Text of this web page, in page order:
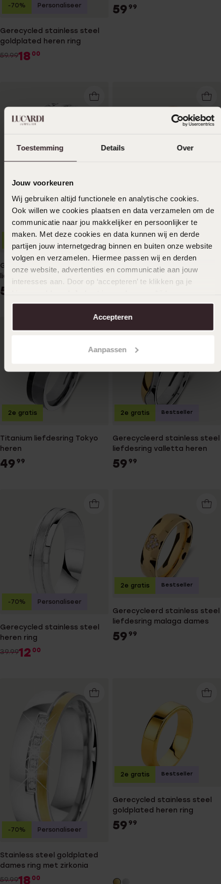
Toestemming Details Over
Jouw voorkeuren
Wij gebruiken altijd functionele en analytische cookies.
Ook willen we cookies plaatsen en data verzamelen om de
communicatie naar jou makkelijker en persoonlijker te
maken. Met deze cookies en data kunnen wij en derde
partijen jouw internetgedrag binnen en buiten onze website
volgen en verzamelen. Hiermee passen wij en derden
onze website, advertenties en communicatie aan jouw
interesses aan. Door op ‘accepteren’ te klikken ga je
aanpassen. Lees er meer over in onscookiebeleid.
Accepteren
Aanpassen
Gerecycled stainless steel
goldplated heren ring
59.9918 00
-70% Personaliseer
zirkonia
59 99
Gerecycleerd stainless steel
liefdesring chicago dames
zirkonia
59
Stainless steel goldplated
dames ring met zirkonia
5999
Titanium liefdesring Tokyo
heren
49 99
2e gratis
Gerecycleerd stainless steel
liefdesring valletta heren
59 99
2e gratis Bestseller
Gerecycled stainless steel
heren ring
39.9912 00
-70% Personaliseer
Gerecycleerd stainless steel
liefdesring malaga dames
59 99
2e gratis Bestseller
Stainless steel goldplated
dames ring met zirkonia
59.9918 00
-70% Personaliseer
Gerecycled stainless steel
goldplated heren ring
59 99
2e gratis Bestseller